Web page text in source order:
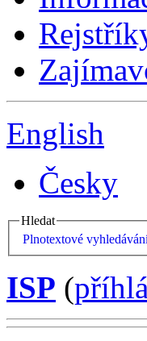
English
Česky
Hledat
Plnotextové
ISP (